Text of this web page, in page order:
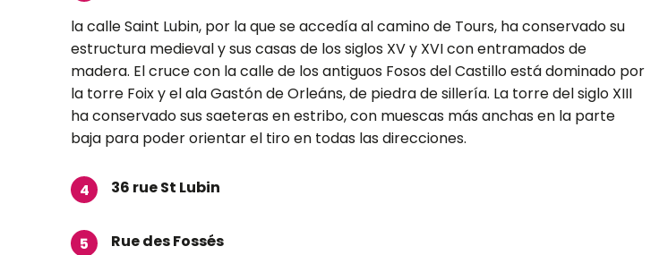
la calle Saint Lubin, por la que se accedía al camino de Tours, ha conservado su
estructura medieval y sus casas de los siglos XV y XVI con entramados de
madera. El cruce con la calle de los antiguos Fosos del Castillo está dominado por
la torre Foix y el ala Gastón de Orleáns, de piedra de sillería. La torre del siglo XIII
ha conservado sus saeteras en estribo, con muescas más anchas en la parte
baja para poder orientar el tiro en todas las direcciones.
4 36 rue St Lubin
5 Rue des Fossés